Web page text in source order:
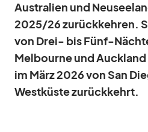
Aus­tra­lien und
2025/​26 zu­rück­keh­ren.
von Drei- bis Fünf-
Mel­bourne und
im März 2026 von San
West­küste zu­rück­kehrt.